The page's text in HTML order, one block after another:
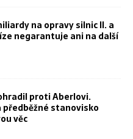
na opravy silnic II. a
negarantuje ani na další
proti Aberlovi.
předběžné stanovisko
věc